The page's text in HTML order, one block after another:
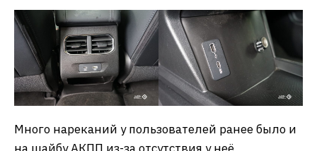
Много нареканий у пользователей ранее было и